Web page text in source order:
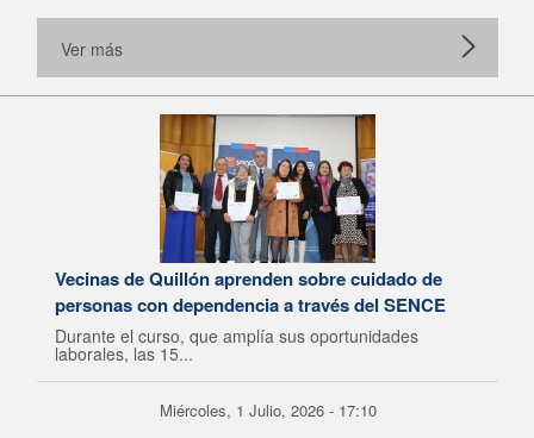
Ver más
Vecinas de Quillón aprenden sobre cuidado de
personas con dependencia a través del SENCE
Durante el curso, que amplía sus oportunidades
laborales, las 15...
Miércoles, 1 Julio, 2026 - 17:10